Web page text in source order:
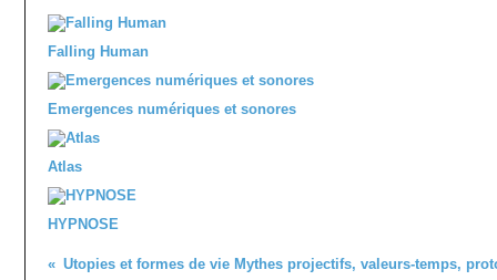
Falling Human
Emergences numériques et sonores
Atlas
HYPNOSE